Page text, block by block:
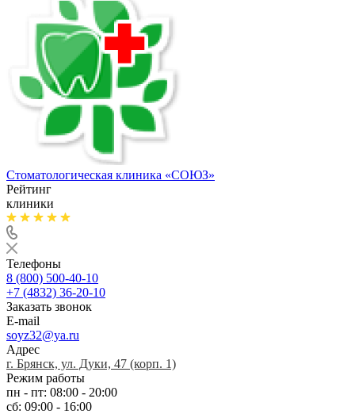
Стоматологическая клиника «СОЮЗ»
Рейтинг
клиники
Телефоны
8 (800) 500-40-10
+7 (4832) 36-20-10
Заказать звонок
E-mail
soyz32@ya.ru
Адрес
г. Брянск, ул. Дуки, 47 (корп. 1)
Режим работы
пн - пт: 08:00 - 20:00
сб: 09:00 - 16:00